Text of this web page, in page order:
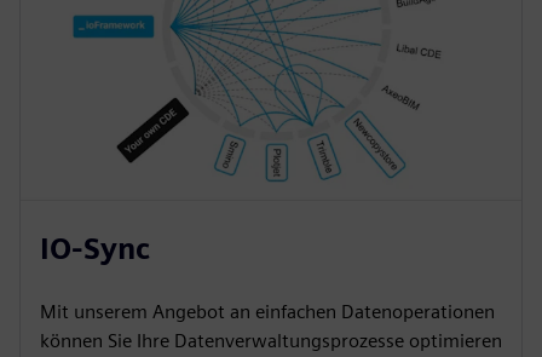
IO-Sync
Mit unserem Angebot an einfachen Datenoperationen
können Sie Ihre Datenverwaltungsprozesse optimieren